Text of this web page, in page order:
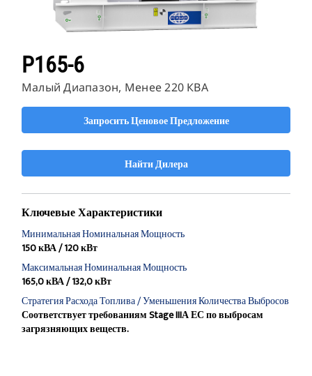
P165-6
Малый Диапазон, Менее 220 КВА
Запросить Ценовое Предложение
Найти Дилера
Ключевые Характеристики
Минимальная Номинальная Мощность
150 кВА / 120 кВт
Максимальная Номинальная Мощность
165,0 кВА / 132,0 кВт
Стратегия Расхода Топлива / Уменьшения Количества Выбросов
Соответствует требованиям Stage IIIА ЕС по выбросам
загрязняющих веществ.